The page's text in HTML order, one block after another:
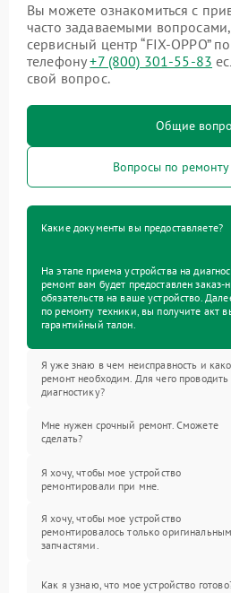
Вы можете ознакомиться с
часто задаваемыми
сервисный центр “FIX-OPPO”
телефону+7 (800) 301-55-83
свой вопрос.
Общие
Вопросы по ремонту
Какие документы вы предоставляете?
На этапе приема устройства на
ремонт вам будет предоставлен
обязательств на ваше устройство.
по ремонту техники, вы получите акт
гарантийный талон.
Я уже знаю в чем неисправность и
ремонт необходим. Для чего проводить
диагностику?
Мне нужен срочный ремонт. Сможете
сделать?
Я хочу, чтобы мое устройство
ремонтировали при мне.
Я хочу, чтобы мое устройство
ремонтировалось только
запчастями.
Как я узнаю, что мое устройство